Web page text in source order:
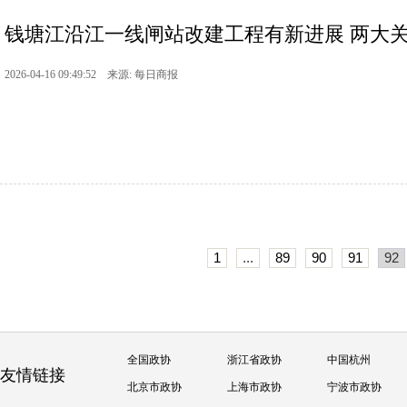
钱塘江沿江一线闸站改建工程有新进展 两大
2026-04-16 09:49:52 来源: 每日商报
1 ... 89 90 91 92
友情链接
全国政协 浙江省政协 中国杭州
北京市政协 上海市政协 宁波市政协